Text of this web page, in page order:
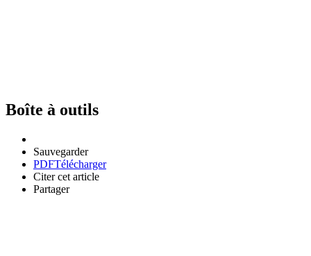
Boîte à outils
Sauvegarder
PDFTélécharger
Citer cet article
Partager